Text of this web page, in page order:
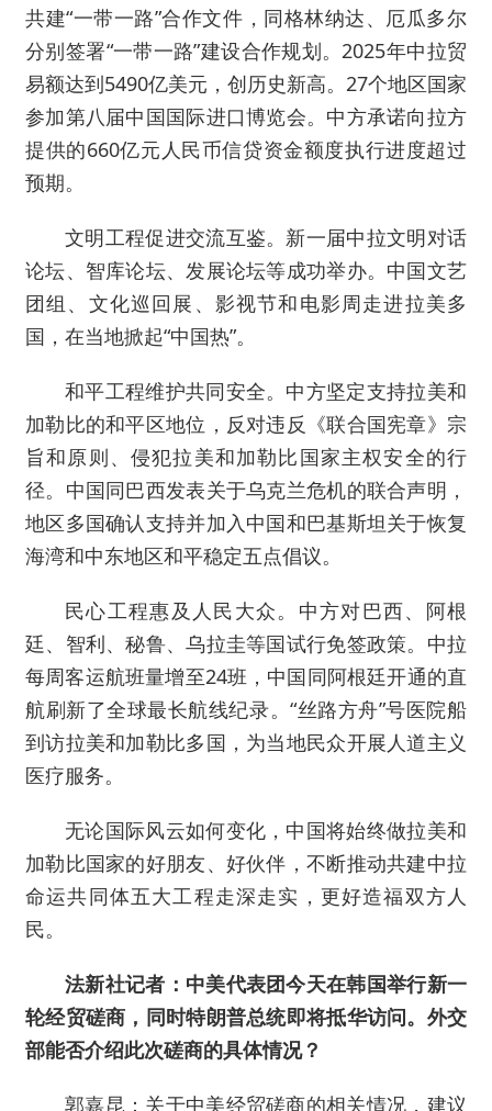
共建“一带一路”合作文件，同格林纳达、厄瓜多尔
分别签署“一带一路”建设合作规划。2025年中拉贸
易额达到5490亿美元，创历史新高。27个地区国家
参加第八届中国国际进口博览会。中方承诺向拉方
提供的660亿元人民币信贷资金额度执行进度超过
预期。
文明工程促进交流互鉴。新一届中拉文明对话
论坛、智库论坛、发展论坛等成功举办。中国文艺
团组、文化巡回展、影视节和电影周走进拉美多
国，在当地掀起“中国热”。
和平工程维护共同安全。中方坚定支持拉美和
加勒比的和平区地位，反对违反《联合国宪章》宗
旨和原则、侵犯拉美和加勒比国家主权安全的行
径。中国同巴西发表关于乌克兰危机的联合声明，
地区多国确认支持并加入中国和巴基斯坦关于恢复
海湾和中东地区和平稳定五点倡议。
民心工程惠及人民大众。中方对巴西、阿根
廷、智利、秘鲁、乌拉圭等国试行免签政策。中拉
每周客运航班量增至24班，中国同阿根廷开通的直
航刷新了全球最长航线纪录。“丝路方舟”号医院船
到访拉美和加勒比多国，为当地民众开展人道主义
医疗服务。
无论国际风云如何变化，中国将始终做拉美和
加勒比国家的好朋友、好伙伴，不断推动共建中拉
命运共同体五大工程走深走实，更好造福双方人
民。
法新社记者：中美代表团今天在韩国举行新一
轮经贸磋商，同时特朗普总统即将抵华访问。外交
部能否介绍此次磋商的具体情况？
郭嘉昆：关于中美经贸磋商的相关情况，建议